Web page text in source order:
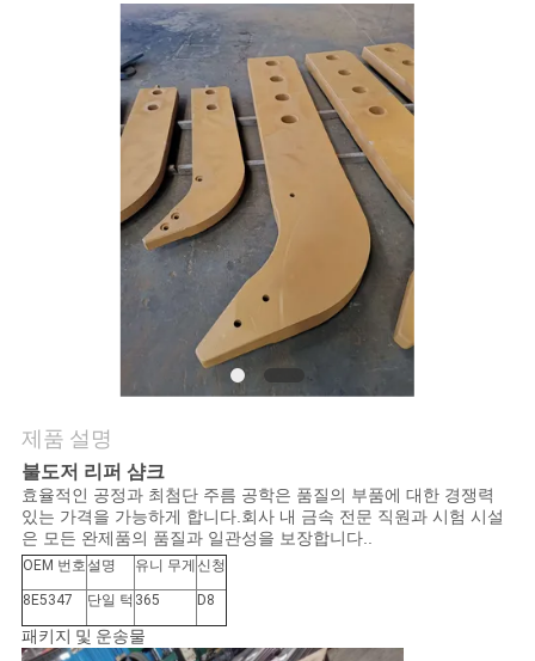
관
리
연
락
제품 설명
불도저 리퍼 샴크
효율적인 공정과 최첨단 주름 공학은 품질의 부품에 대한 경쟁력
있는 가격을 가능하게 합니다.회사 내 금속 전문 직원과 시험 시설
은 모든 완제품의 품질과 일관성을 보장합니다..
OEM 번호 설명 유니 무게 신청
8E5347 단일 턱 365 D8
패키지 및 운송물